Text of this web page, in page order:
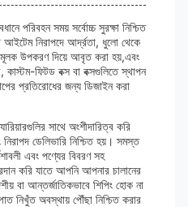
পরিবহন সময় সর্বোচ্চ সুরক্ষা নিশ্চিত
নিরাপদে আর্দ্রতা, ধুলো থেকে
উপকরণ দিয়ে আবৃত করা হয়,এবং
ফিটড বক্স বা বক্সগুলিতে স্থাপন
প্রতিরোধের জন্য ডিজাইন করা
সাথে অংশীদারিত্ব করি
ডেলিভারি নিশ্চিত হয়। সমস্ত
এবং পণ্যের বিবরণ সহ
করি যাতে আপনি আপনার চালানের
বা আন্তর্জাতিকভাবে শিপিং হোক না
নিখুঁত অবস্থায় পৌঁছা নিশ্চিত করার